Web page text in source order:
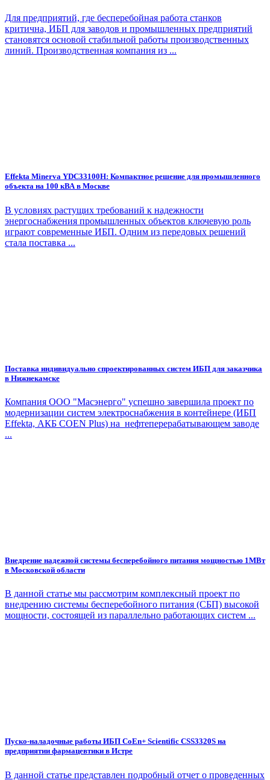
Для предприятий, где бесперебойная работа станков
критична, ИБП для заводов и промышленных предприятий
становятся основой стабильной работы производственных
линий. Производственная компания из ...
Effekta Minerva YDC33100H: Компактное решение для промышленного
объекта на 100 кВА в Москве
В условиях растущих требований к надежности
энергоснабжения промышленных объектов ключевую роль
играют современные ИБП. Одним из передовых решений
стала поставка ...
Поставка индивидуально спроектированных систем ИБП для заказчика
в Нижнекамске
Компания ООО "Масэнерго" успешно завершила проект по
модернизации систем электроснабжения в контейнере (ИБП
Effekta, АКБ COEN Plus) на нефтеперерабатывающем заводе
...
Внедрение надежной системы бесперебойного питания мощностью 1МВт
в Московской области
В данной статье мы рассмотрим комплексный проект по
внедрению системы бесперебойного питания (СБП) высокой
мощности, состоящей из параллельно работающих систем ...
Пуско-наладочные работы ИБП CoEn+ Scientific CSS3320S на
предприятии фармацевтики в Истре
В данной статье представлен подробный отчет о проведенных